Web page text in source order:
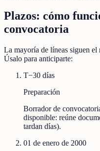
Plazos: cómo
convocatoria
La mayoría de líneas siguen
Úsalo para anticiparte:
T−30 días
Preparación
Borrador de
disponible: reúne
tardan días).
01 de enero de 2000